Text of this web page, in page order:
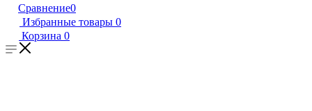
Сравнение0
Избранные товары 0
Корзина 0